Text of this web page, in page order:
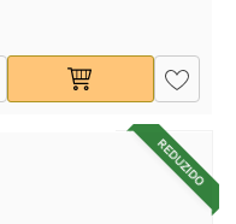
REDUZIDO